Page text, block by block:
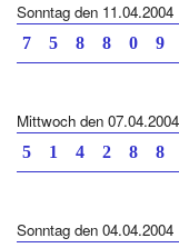
Sonntag den 11.04.2004
7 5 8 8 0
Mittwoch den 07.04.2004
5 1 4 2 8
Sonntag den 04.04.2004